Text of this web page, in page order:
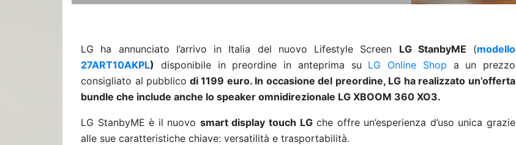
LG ha annunciato l’arrivo in Italia del nuovo Lifestyle Screen LG StanbyME (modello
27ART10AKPL) disponibile in preordine in anteprima su LG Online Shop a un prezzo
consigliato al pubblico di 1199 euro. In occasione del preordine, LG ha realizzato un’offerta
bundle che include anche lo speaker omnidirezionale LG XBOOM 360 XO3.
LG StanbyME è il nuovo smart display touch LGche offre un’esperienza d’uso unica grazie
alle sue caratteristiche chiave: versatilità e trasportabilità.